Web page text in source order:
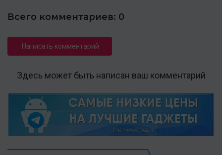
Всего комментариев: 0
Написать комментарий
Здесь может быть написан ваш комментарий